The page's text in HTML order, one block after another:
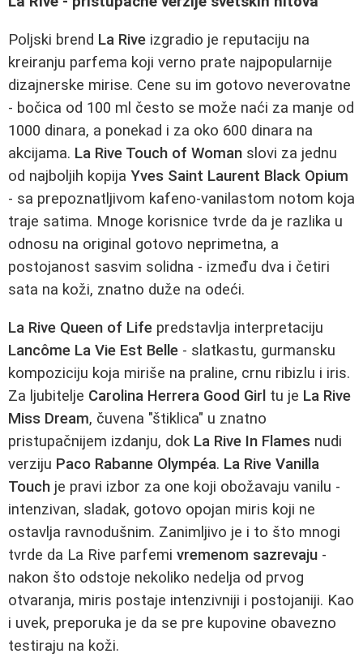
Poljski brend La Rive izgradio je reputaciju na
kreiranju parfema koji verno prate najpopularnije
dizajnerske mirise. Cene su im gotovo neverovatne
- bočica od 100 ml često se može naći za manje od
1000 dinara, a ponekad i za oko 600 dinara na
akcijama. La Rive Touch of Woman slovi za jednu
od najboljih kopija Yves Saint Laurent Black Opium
- sa prepoznatljivom kafeno-vanilastom notom koja
traje satima. Mnoge korisnice tvrde da je razlika u
odnosu na original gotovo neprimetna, a
postojanost sasvim solidna - između dva i četiri
sata na koži, znatno duže na odeći.
La Rive Queen of Life predstavlja interpretaciju
Lancôme La Vie Est Belle - slatkastu, gurmansku
kompoziciju koja miriše na praline, crnu ribizlu i iris.
Za ljubitelje Carolina Herrera Good Girl tu je La Rive
Miss Dream, čuvena "štiklica" u znatno
pristupačnijem izdanju, dok La Rive In Flames nudi
verziju Paco Rabanne Olympéa. La Rive Vanilla
Touch je pravi izbor za one koji obožavaju vanilu -
intenzivan, sladak, gotovo opojan miris koji ne
ostavlja ravnodušnim. Zanimljivo je i to što mnogi
tvrde da La Rive parfemi vremenom sazrevaju -
nakon što odstoje nekoliko nedelja od prvog
otvaranja, miris postaje intenzivniji i postojaniji. Kao
i uvek, preporuka je da se pre kupovine obavezno
testiraju na koži.